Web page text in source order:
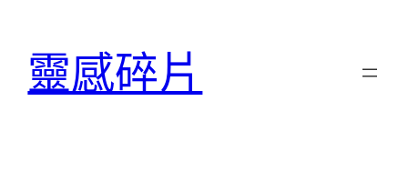
靈感碎片